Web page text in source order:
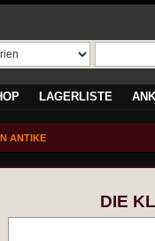
LAGERLISTE
ANTIKE
DIE